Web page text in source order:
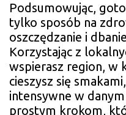
Podsumowując,
tylko sposób na
oszczędzanie i
Korzystając z
wspierasz region, w
cieszysz się
intensywne w
prostym krokom,